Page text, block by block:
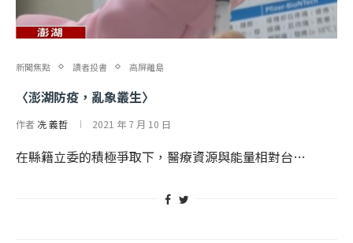
新聞焦點 讀者投書 高屏離島
〈澎湖防疫，亂象叢生〉
作者 冼 義哲 2021 年 7 月 10 日
在縣籍立委的積極爭取下，醫療資源與能量相對台…